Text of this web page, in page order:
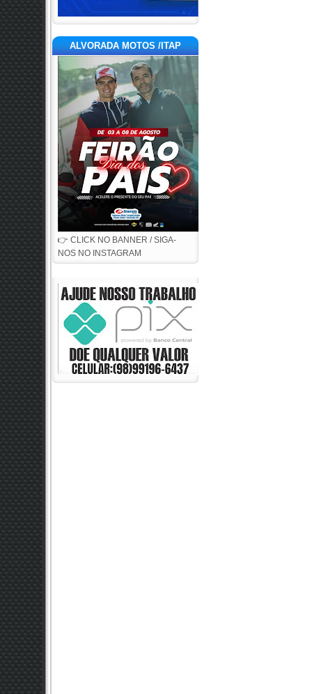
ALVORADA MOTOS /ITAP
👉 CLICK NO BANNER / SIGA-
NOS NO INSTAGRAM